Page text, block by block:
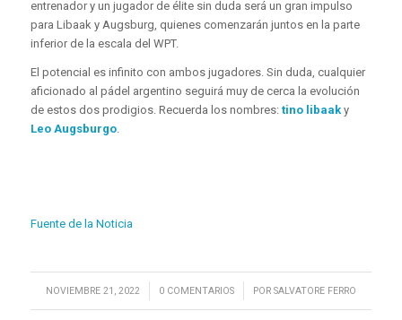
entrenador y un jugador de élite sin duda será un gran impulso
para Libaak y Augsburg, quienes comenzarán juntos en la parte
inferior de la escala del WPT.
El potencial es infinito con ambos jugadores. Sin duda, cualquier
aficionado al pádel argentino seguirá muy de cerca la evolución
de estos dos prodigios. Recuerda los nombres: tino libaak y
Leo Augsburgo.
Fuente de la Noticia
NOVIEMBRE 21, 2022
/ 0 COMENTARIOS
/ POR SALVATORE FERRO